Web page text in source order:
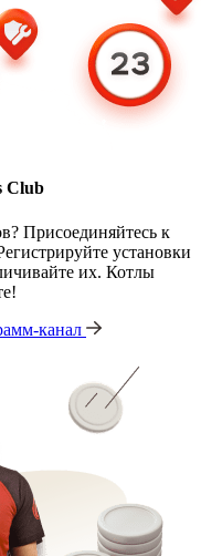
Club
Присоединяйтесь к
установки
их. Котлы
канал